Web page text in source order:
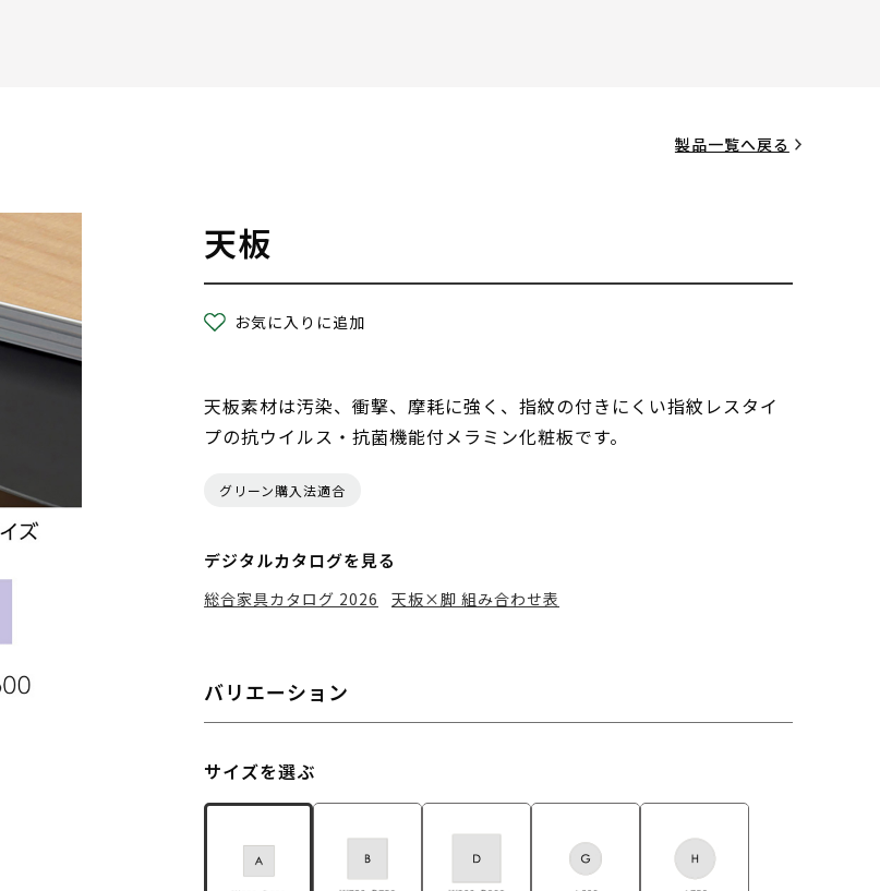
製品一覧へ戻る
天板
お気に入りに追加
天板素材は汚染、衝撃、摩耗に強く、指紋の付きにくい指紋レスタイ
プの抗ウイルス・抗菌機能付メラミン化粧板です。
グリーン購入法適合
デジタルカタログを見る
総合家具カタログ 2026 天板×脚 組み合わせ表
バリエーション
サイズを選ぶ